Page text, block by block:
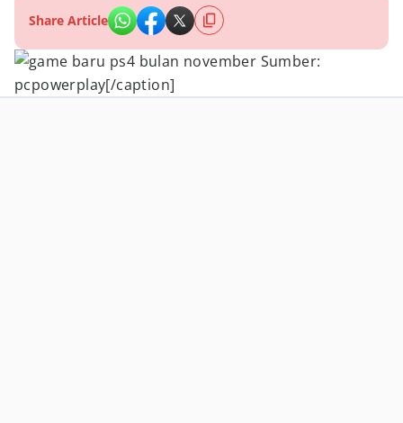
Share Article
Sumber:
pcpowerplay[/caption]